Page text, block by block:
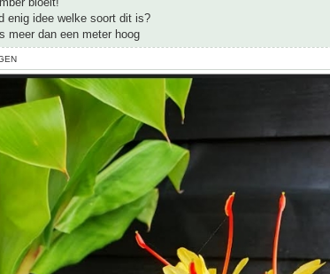
enig idee welke soort dit is?
meer dan een meter hoog